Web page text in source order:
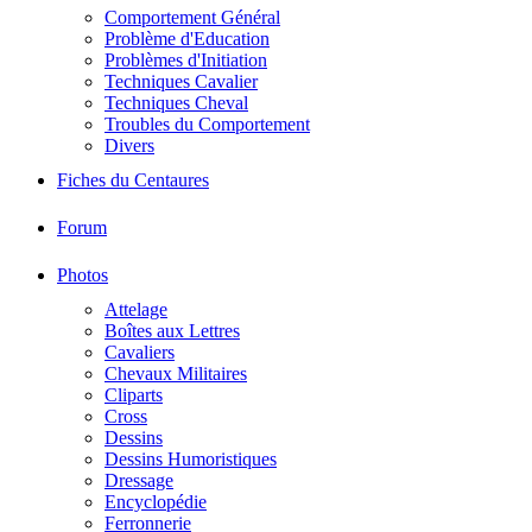
Comportement Général
Problème d'Education
Problèmes d'Initiation
Techniques Cavalier
Techniques Cheval
Troubles du Comportement
Divers
Fiches du Centaures
Forum
Photos
Attelage
Boîtes aux Lettres
Cavaliers
Chevaux Militaires
Cliparts
Cross
Dessins
Dessins Humoristiques
Dressage
Encyclopédie
Ferronnerie